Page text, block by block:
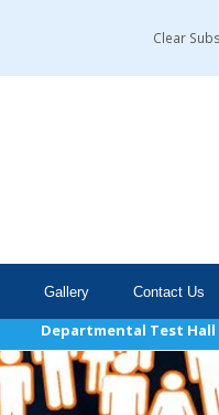
Clear
Gallery Contact Us
Departmental Test Hall